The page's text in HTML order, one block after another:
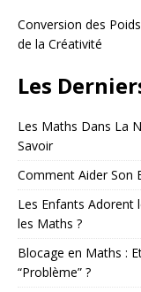
Conversion des
de la Créativité
Les
Les Maths Dans La
Savoir
Comment Aider Son
Les Enfants Adorent
les Maths ?
Blocage en Maths :
“Problème” ?